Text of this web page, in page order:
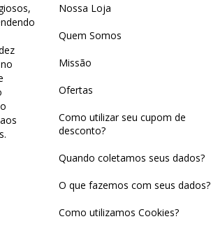
Nossa Loja
Quem Somos
Missão
Ofertas
Como utilizar seu cupom de
desconto?
Quando coletamos seus dados?
O que fazemos com seus dados?
Como utilizamos Cookies?